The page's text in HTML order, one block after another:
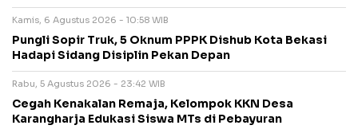
Kamis, 6 Agustus 2026 - 10:58 WIB
Pungli Sopir Truk, 5 Oknum PPPK Dishub Kota Bekasi
Hadapi Sidang Disiplin Pekan Depan
Rabu, 5 Agustus 2026 - 23:42 WIB
Cegah Kenakalan Remaja, Kelompok KKN Desa
Karangharja Edukasi Siswa MTs di Pebayuran